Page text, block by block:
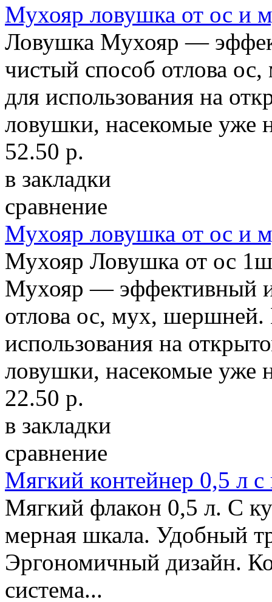
Мухояр ловушка от ос и
Ловушка Мухояр —
чистый способ отлова
для использования на
ловушки, насекомые уже
52.50 р.
в закладки
сравнение
Мухояр ловушка от ос и
Мухояр Ловушка от ос
Мухояр — эффективный и
отлова ос, мух, шершней.
использования на
ловушки, насекомые уже
22.50 р.
в закладки
сравнение
Мягкий контейнер 0,5 л
Мягкий флакон 0,5 л. C
мерная шкала. Удобный
Эргономичный дизайн.
система...